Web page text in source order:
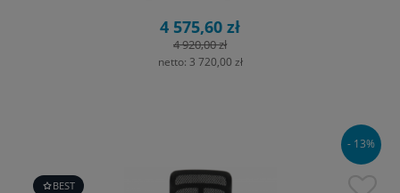
4 575,60 zł
4 920,00 zł
netto: 3 720,00 zł
BEST
- 13%